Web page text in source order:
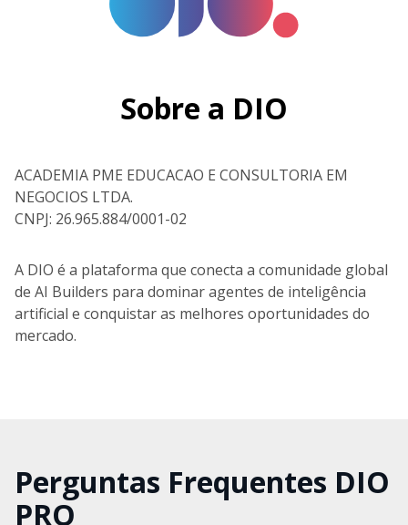
Sobre a DIO
ACADEMIA PME EDUCACAO E CONSULTORIA EM
NEGOCIOS LTDA.
CNPJ: 26.965.884/0001-02
A DIO é a plataforma que conecta a comunidade global
de AI Builders para dominar agentes de inteligência
artificial e conquistar as melhores oportunidades do
mercado.
Perguntas Frequentes DIO
PRO